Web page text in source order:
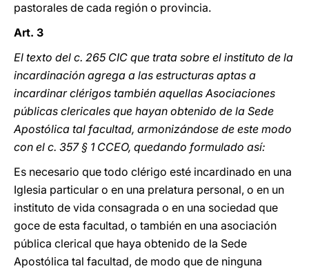
pastorales de cada región o provincia.
Art. 3
El texto del c. 265 CIC que trata sobre el instituto de la
incardinación agrega a las estructuras aptas a
incardinar clérigos también aquellas Asociaciones
públicas clericales que hayan obtenido de la Sede
Apostólica tal facultad, armonizándose de este modo
con el c. 357 § 1 CCEO, quedando formulado así:
Es necesario que todo clérigo esté incardinado en una
Iglesia particular o en una prelatura personal, o en un
instituto de vida consagrada o en una sociedad que
goce de esta facultad, o también en una asociación
pública clerical que haya obtenido de la Sede
Apostólica tal facultad, de modo que de ninguna